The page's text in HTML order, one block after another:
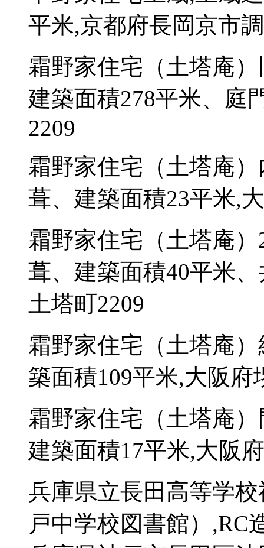
平米,京都府長岡京市
霜野家住宅（土塔庵
建築面積278平米、庭
2209
霜野家住宅（土塔庵
葺、建築面積23平米,
霜野家住宅（土塔庵
葺、建築面積40平米
土塔町2209
霜野家住宅（土塔庵
築面積109平米,大阪府
霜野家住宅（土塔庵
建築面積17平米,大阪
兵庫県立長田高等学
戸中学校図書館）,RC